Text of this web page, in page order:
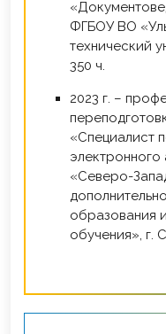
ФГБОУ ВО
технический
350 ч.
2023 г. – профессиональная
«Специалист
«Северо-
образования
обучения», г.